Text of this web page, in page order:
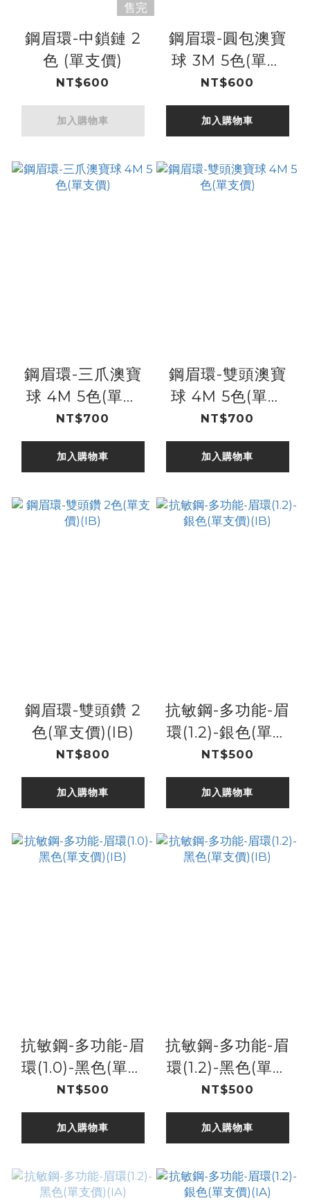
售完
鋼眉環-中鎖鏈 2
色 (單支價)
NT$600
加入購物車
鋼眉環-圓包澳寶
球 3M 5色(單支
價)
NT$600
加入購物車
鋼眉環-三爪澳寶
球 4M 5色(單支
價)
NT$700
加入購物車
鋼眉環-雙頭澳寶
球 4M 5色(單支
價)
NT$700
加入購物車
鋼眉環-雙頭鑽 2
色(單支價)(IB)
NT$800
加入購物車
抗敏鋼-多功能-眉
環(1.2)-銀色(單支
價)(IB)
NT$500
加入購物車
抗敏鋼-多功能-眉
環(1.0)-黑色(單支
價)(IB)
NT$500
加入購物車
抗敏鋼-多功能-眉
環(1.2)-黑色(單支
價)(IB)
NT$500
加入購物車